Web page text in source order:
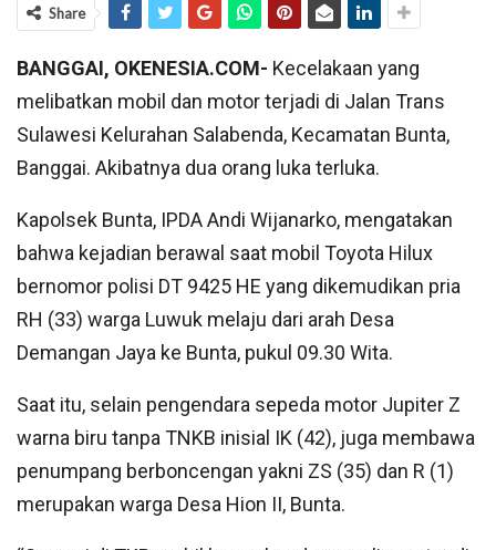
Share
BANGGAI, OKENESIA.COM- Kecelakaan yang
melibatkan mobil dan motor terjadi di Jalan Trans
Sulawesi Kelurahan Salabenda, Kecamatan Bunta,
Banggai. Akibatnya dua orang luka terluka.
Kapolsek Bunta, IPDA Andi Wijanarko, mengatakan
bahwa kejadian berawal saat mobil Toyota Hilux
bernomor polisi DT 9425 HE yang dikemudikan pria
RH (33) warga Luwuk melaju dari arah Desa
Demangan Jaya ke Bunta, pukul 09.30 Wita.
Saat itu, selain pengendara sepeda motor Jupiter Z
warna biru tanpa TNKB inisial IK (42), juga membawa
penumpang berboncengan yakni ZS (35) dan R (1)
merupakan warga Desa Hion II, Bunta.